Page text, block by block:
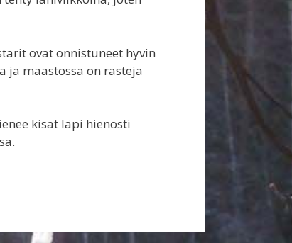
ovat onnistuneet hyvin
ja maastossa on rasteja
kisat läpi hienosti